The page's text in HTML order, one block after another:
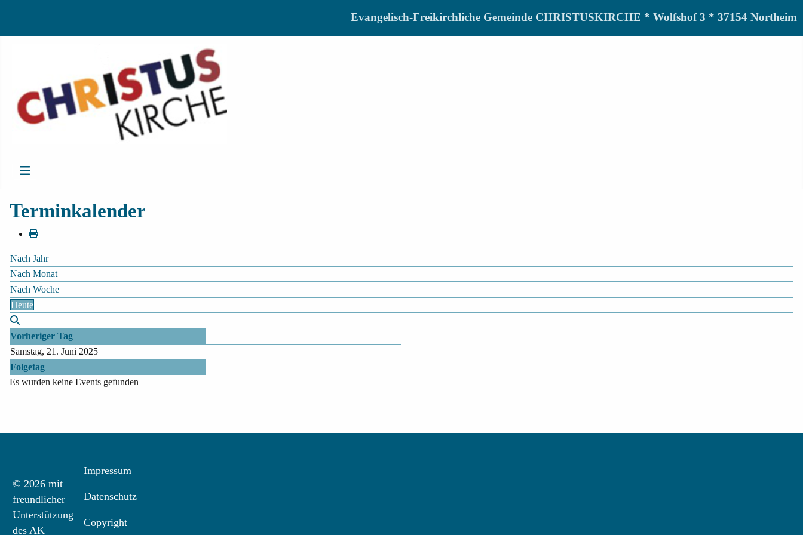
Evangelisch-Freikirchliche Gemeinde CHRISTUSKIRCHE * Wolfshof 3 * 37154 Northeim
Terminkalender
Nach Jahr
Nach Monat
Nach Woche
Heute
Vorheriger Tag
Samstag, 21. Juni 2025
Folgetag
Es wurden keine Events gefunden
© 2026 mit
freundlicher
Unterstützung
des AK
Impressum
Datenschutz
Copyright